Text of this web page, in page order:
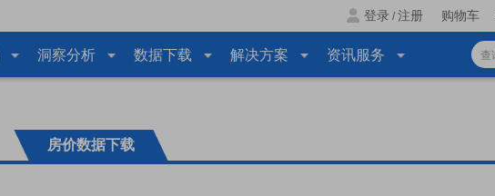
登录 / 注册 购物车
洞察分析 数据下载 解决方案 资讯服务
房价数据下载